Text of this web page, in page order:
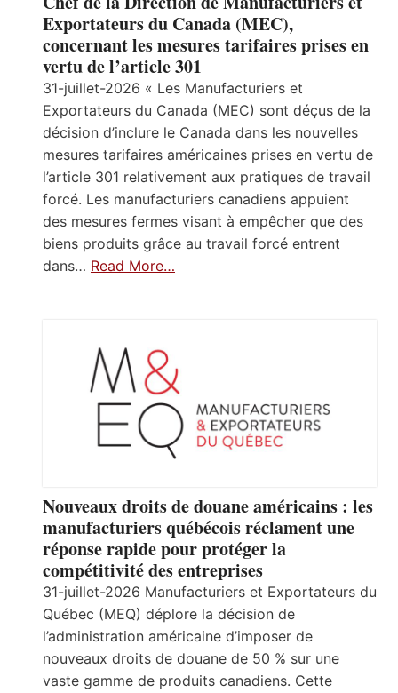
Exportateurs du Canada (MEC),
concernant les mesures tarifaires prises en
vertu de l’article 301
31-juillet-2026 « Les Manufacturiers et
Exportateurs du Canada (MEC) sont déçus de la
décision d’inclure le Canada dans les nouvelles
mesures tarifaires américaines prises en vertu de
l’article 301 relativement aux pratiques de travail
forcé. Les manufacturiers canadiens appuient
des mesures fermes visant à empêcher que des
biens produits grâce au travail forcé entrent
dans… Read More…
Nouveaux droits de douane américains : les
manufacturiers québécois réclament une
réponse rapide pour protéger la
compétitivité des entreprises
31-juillet-2026 Manufacturiers et Exportateurs du
Québec (MEQ) déplore la décision de
l’administration américaine d’imposer de
nouveaux droits de douane de 50 % sur une
vaste gamme de produits canadiens. Cette